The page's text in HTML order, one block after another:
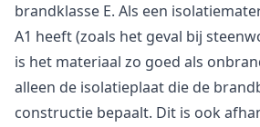
brandklasse E. Als een
A1 heeft (zoals het geval bij
is het materiaal zo goed als
alleen de isolatieplaat die de
constructie bepaalt. Dit is ook